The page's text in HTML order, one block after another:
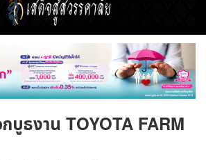
บูธงาน TOYOTA FARM